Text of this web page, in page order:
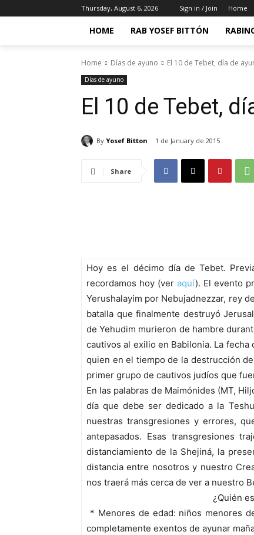
Thursday, August 6, 2026 Sign in / Join Home
HOME RAB YOSEF BITTÓN
Home Días de ayuno El 10 de Tebet, día de
Días de ayuno
El 10 de Tebet,
By Yosef Bitton 1 de January de 2015
Share
Hoy es el décimo día de Tebet.
recordamos hoy (ver aquí). El evento
Yerushalayim por Nebujadnezzar, rey
batalla que finalmente destruyó
de Yehudim murieron de hambre
cautivos al exilio en Babilonia. La
quien en el tiempo de la destrucción
primer grupo de cautivos judíos que
En las palabras de Maimónides (MT,
día que debe ser dedicado a la
nuestras transgresiones y errores,
antepasados. Esas transgresiones
distanciamiento de la Shejiná, la
distancia entre nosotros y nuestro
nos traerá más cerca de ver a nuestro
¿Quién
* Menores de edad: niños menores
completamente exentos de ayunar